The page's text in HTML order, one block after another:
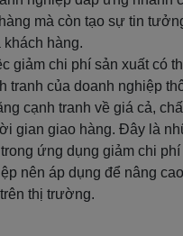
mà còn tạo sự tin
hàng.
giảm chi phí sản xuất có
tranh của doanh nghiệp
cạnh tranh về giá cả,
gian giao hàng. Đây là
ứng dụng giảm chi
nên áp dụng để nâng
thị trường.